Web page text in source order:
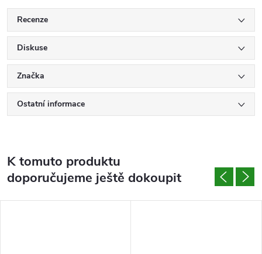
Recenze
Diskuse
Značka
Ostatní informace
K tomuto produktu
doporučujeme ještě dokoupit